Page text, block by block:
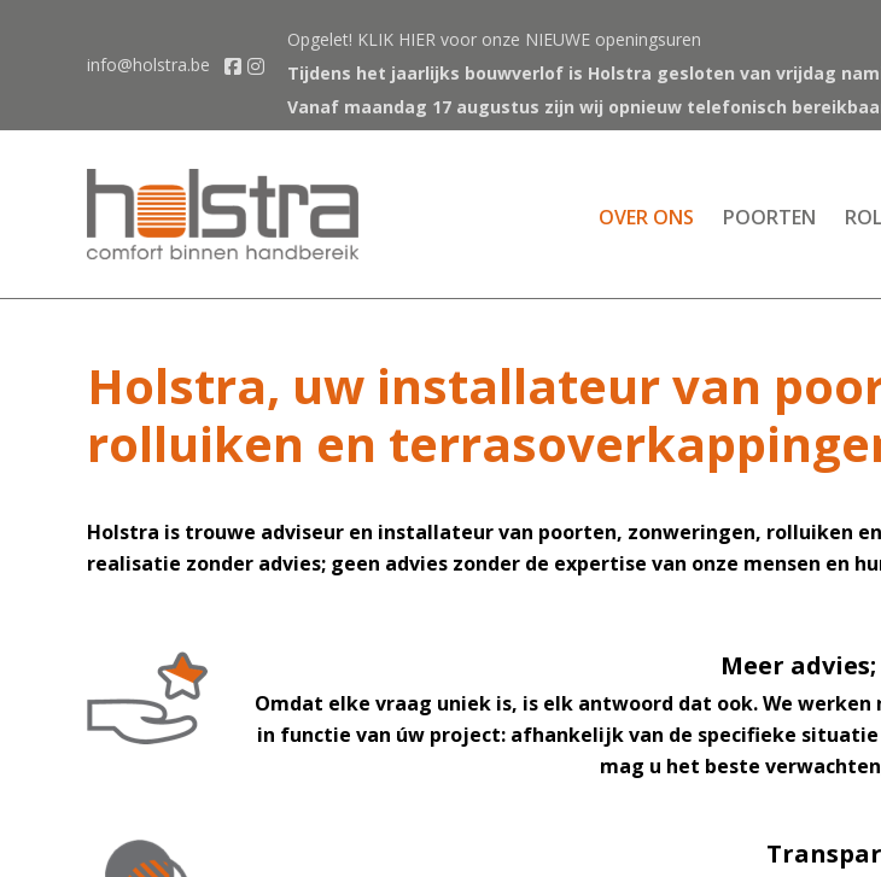
info@holstra.be
Opgelet! KLIK HIER voor onze NIEUWE openingsuren
Tijdens het jaarlijks bouwverlof is Holstra gesloten van vrijdag
Vanaf maandag 17 augustus zijn wij opnieuw telefonisch
OVER ONS POORTEN
Holstra, uw installateur van
rolluiken en
Holstra is trouwe adviseur en installateur van poorten, zonweringen, rolluiken
realisatie zonder advies; geen advies zonder de expertise van onze mensen en
Meer
Omdat elke vraag uniek is, is elk antwoord dat ook. We
in functie van úw project: afhankelijk van de specifieke
mag u het beste